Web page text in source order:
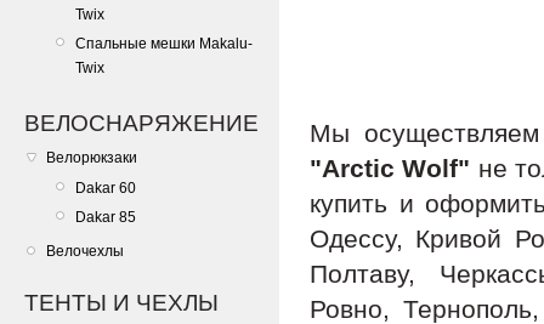
Twix
Спальные мешки Makalu-
Twix
ВЕЛОСНАРЯЖЕНИЕ
Велорюкзаки
Dakar 60
Dakar 85
Велочехлы
ТЕНТЫ И ЧЕХЛЫ
Мы
"Arctic Wolf" не
купить и
Одессу, Кривой
Полтаву,
Ровно,